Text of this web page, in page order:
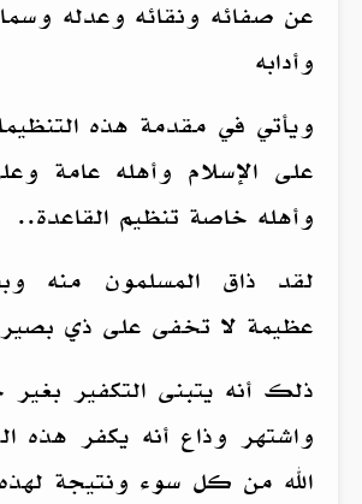
عن صفائه ونقائه وعدله
وأدابه
ويأتي في مقدمة هذه
على الإسلام وأهله عامة
وأهله خاصة تنظيم القاعدة..
لقد ذاق المسلمون منه
عظيمة لا تخفى على ذي
ذلك أنه يتبنى التكفير
واشتهر وذاع أنه يكفر هذه
الله من كل سوء ونتيجة لهذه